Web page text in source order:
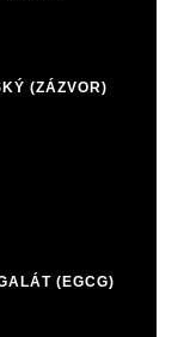
(ZÁZVOR)
(EGCG)